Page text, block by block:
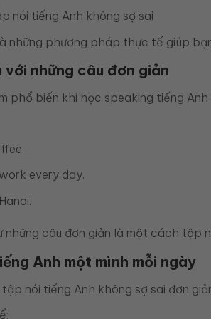
những phương pháp thực tế giúp
với những câu đơn giản
phổ biến khi học speaking tiếng
every day.
những câu đơn giản là một cách tập
Anh một mình mỗi ngày
nói tiếng Anh không sợ sai đơn